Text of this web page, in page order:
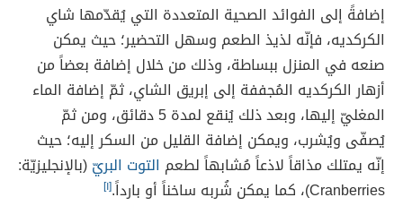
إضافةً إلى الفوائد الصحية المتعددة التي يُقدّمها شاي
الكركديه، فإنّه لذيذ الطعم وسهل التحضير؛ حيث يمكن
صنعه في المنزل ببساطة، وذلك من خلال إضافة بعضاً من
أزهار الكركديه المُجففة إلى إبريق الشاي، ثمّ إضافة الماء
المغليّ إليها، وبعد ذلك يُنقع لمدة 5 دقائق، ومن ثمّ
يُصفّى ويُشرب، ويمكن إضافة القليل من السكر إليه؛ حيث
إنّه يمتلك مذاقاً لاذعاً مُشابهاً لطعم التوت البريّ(بالإنجليزيّة:
Cranberries)، كما يمكن شُربه ساخناً أو بارداً.
[١]